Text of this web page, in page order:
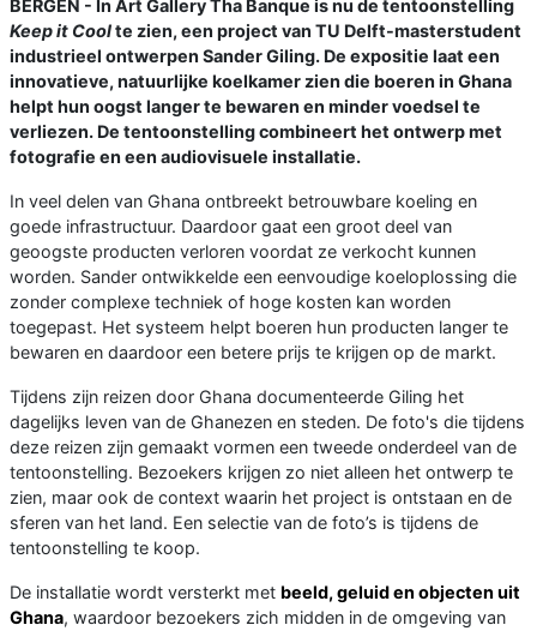
BERGEN - In Art Gallery Tha Banque is nu de tentoonstelling
Keep it Coolte zien, een project van TU Delft-masterstudent
industrieel ontwerpen Sander Giling. De expositie laat een
innovatieve, natuurlijke koelkamer zien die boeren in Ghana
helpt hun oogst langer te bewaren en minder voedsel te
verliezen. De tentoonstelling combineert het ontwerp met
fotografie en een audiovisuele installatie.
In veel delen van Ghana ontbreekt betrouwbare koeling en
goede infrastructuur. Daardoor gaat een groot deel van
geoogste producten verloren voordat ze verkocht kunnen
worden. Sander ontwikkelde een eenvoudige koeloplossing die
zonder complexe techniek of hoge kosten kan worden
toegepast. Het systeem helpt boeren hun producten langer te
bewaren en daardoor een betere prijs te krijgen op de markt.
Tijdens zijn reizen door Ghana documenteerde Giling het
dagelijks leven van de Ghanezen en steden. De foto's die tijdens
deze reizen zijn gemaakt vormen een tweede onderdeel van de
tentoonstelling. Bezoekers krijgen zo niet alleen het ontwerp te
zien, maar ook de context waarin het project is ontstaan en de
sferen van het land. Een selectie van de foto’s is tijdens de
tentoonstelling te koop.
De installatie wordt versterkt met beeld, geluid en objecten uit
Ghana, waardoor bezoekers zich midden in de omgeving van